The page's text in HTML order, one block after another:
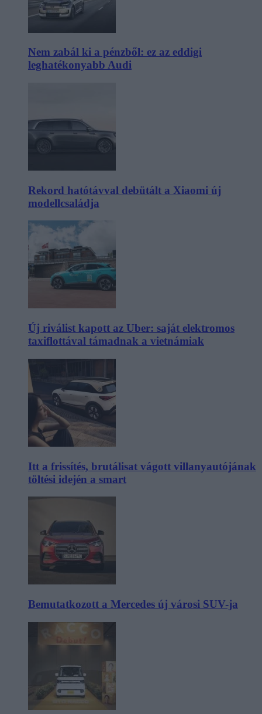
Nem zabál ki a pénzből: ez az eddigi
leghatékonyabb Audi
Rekord hatótávval debütált a Xiaomi új
modellcsaládja
Új riválist kapott az Uber: saját elektromos
taxiflottával támadnak a vietnámiak
Itt a frissítés, brutálisat vágott villanyautójának
töltési idején a smart
Bemutatkozott a Mercedes új városi SUV-ja